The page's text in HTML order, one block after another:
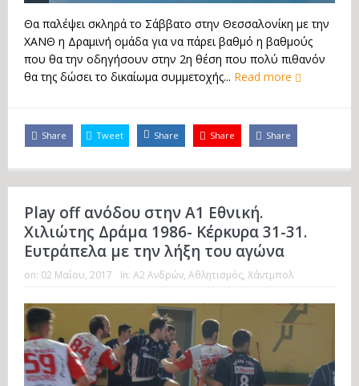
Θα παλέψει σκληρά το Σάββατο στην Θεσσαλονίκη με την
ΧΑΝΘ η Δραμινή ομάδα για να πάρει βαθμό η βαθμούς
που θα την οδηγήσουν στην 2η θέση που πολύ πιθανόν
θα της δώσει το δικαίωμα συμμετοχής... Read more
Share Tweet Share Share Share
Play off ανόδου στην Α1 Εθνική.
Χιλιώτης Δράμα 1986- Κέρκυρα 31-31.
Ευτράπελα με την λήξη του αγώνα
on: 02 Μαΐου, 2017 In: Α2 Ανδρών, Αθλητισμός, Χάντμπολ